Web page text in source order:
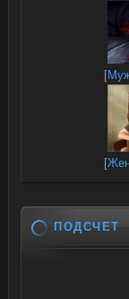
[
[
ПОДСЧЕТ